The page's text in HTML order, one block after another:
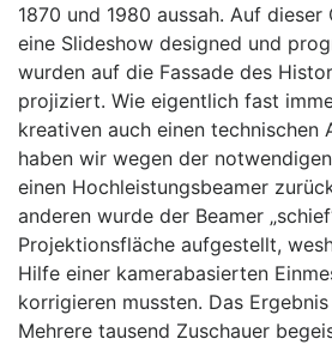
1870 und 1980 aussah. Auf
eine Slideshow designed und
wurden auf die Fassade des
projiziert. Wie eigentlich fast
kreativen auch einen technischen
haben wir wegen der
einen Hochleistungsbeamer
anderen wurde der Beamer
Projektionsfläche aufgestellt,
Hilfe einer kamerabasierten
korrigieren mussten. Das
Mehrere tausend Zuschauer